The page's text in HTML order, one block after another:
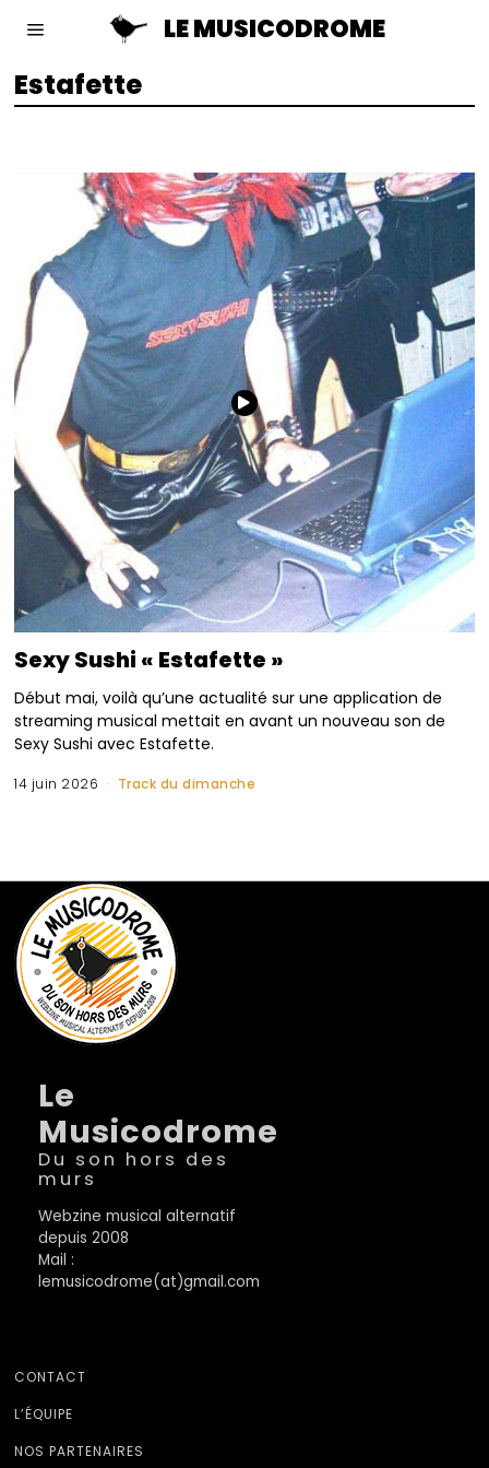
LE MUSICODROME
Estafette
Sexy Sushi « Estafette »
Début mai, voilà qu’une actualité sur une application de
streaming musical mettait en avant un nouveau son de
Sexy Sushi avec Estafette.
14 juin 2026 Track du dimanche
Le
Musicodrome
Du son hors des
murs
Webzine musical alternatif
depuis 2008
Mail :
lemusicodrome(at)gmail.com
CONTACT
L’ÉQUIPE
NOS PARTENAIRES